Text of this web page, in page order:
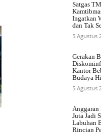
Satgas
Ingatkan
dan Tak
5 Agustus
Gerakan
Kantor
Budaya
5 Agustus
Anggaran
Juta Jadi
Labuhan
Rincian